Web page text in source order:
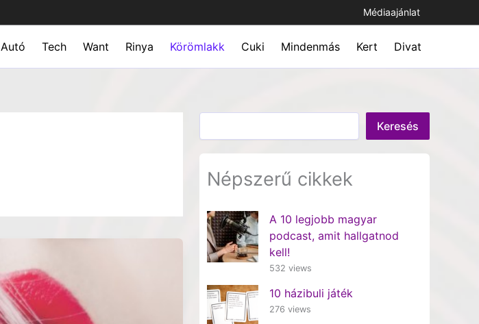
Médiaajánlat
Autó Tech Want Rinya Körömlakk Cuki Mindenmás Kert Divat
Keresés
Népszerű cikkek
A 10 legjobb magyar
podcast, amit hallgatnod
kell!
532 views
10 házibuli játék
276 views